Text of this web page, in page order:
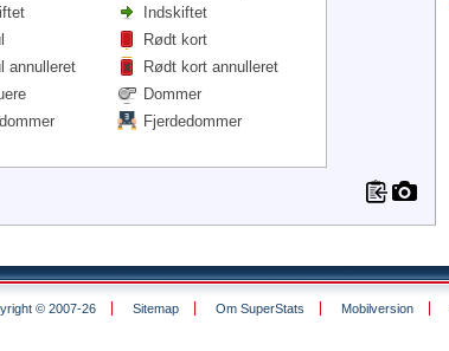
Indskiftet
Rødt kort
annulleret
Rødt kort annulleret
Dommer
Fjerdedommer
© 2007-26 Sitemap Om SuperStats Mobilversion